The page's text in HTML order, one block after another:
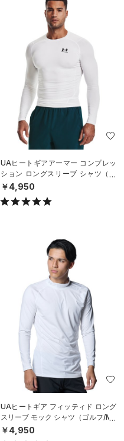
UAヒートギアアーマー コンプレッ
ション ロングスリーブ シャツ（ト
レーニング/MEN）
￥4,950
UAヒートギア フィッティド ロング
スリーブ モック シャツ（ゴルフ/ME
N）
￥4,950